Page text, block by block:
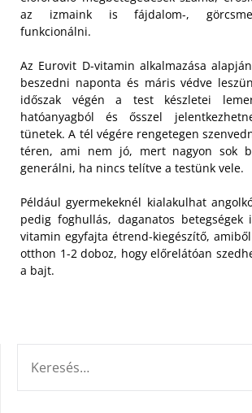
az izmaink is fájdalom-,
funkcionálni.
Az Eurovit D-vitamin alkalmazása
beszedni naponta és máris védve
időszak végén a test készletei
hatóanyagból és ősszel
tünetek. A tél végére rengetegen
téren, ami nem jó, mert nagyon sok
generálni, ha nincs telítve a testünk vele.
Például gyermekeknél kialakulhat
pedig foghullás, daganatos betegségek
vitamin egyfajta étrend-kiegészítő,
otthon 1-2 doboz, hogy előrelátóan
a bajt.